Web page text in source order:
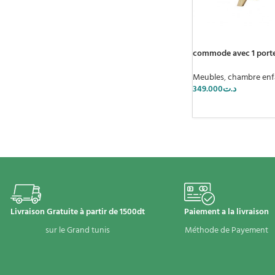
commode avec 1
Meubles,chambre
د.ت349.000
Livraison Gratuite à partir de 1500dt
sur le Grand tunis
Paiement a la livraison
Méthode de Payement